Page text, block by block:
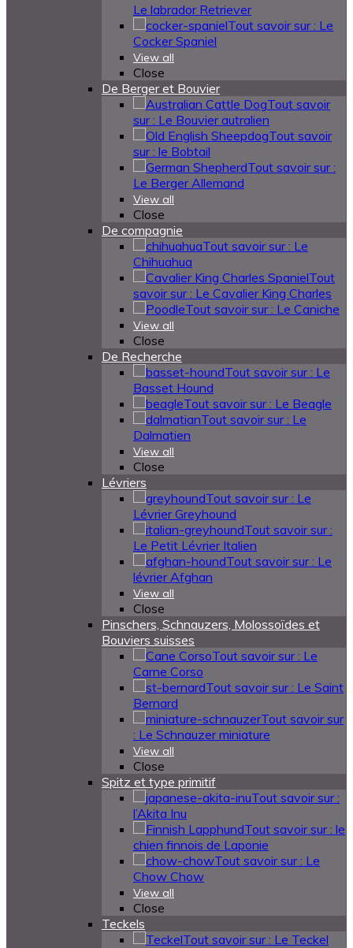
Le labrador Retriever
Tout savoir sur : Le
Cocker Spaniel
View all
Close
De Berger et Bouvier
Tout savoir
sur : Le Bouvier autralien
Tout savoir
sur : le Bobtail
Tout savoir sur :
Le Berger Allemand
View all
Close
De compagnie
Tout savoir sur : Le
Chihuahua
Tout
savoir sur : Le Cavalier King Charles
Tout savoir sur : Le Caniche
View all
Close
De Recherche
Tout savoir sur : Le
Basset Hound
Tout savoir sur : Le Beagle
Tout savoir sur : Le
Dalmatien
View all
Close
Lévriers
Tout savoir sur : Le
Lévrier Greyhound
Tout savoir sur :
Le Petit Lévrier Italien
Tout savoir sur : Le
lévrier Afghan
View all
Close
Pinschers, Schnauzers, Molossoïdes et
Bouviers suisses
Tout savoir sur : Le
Carne Corso
Tout savoir sur : Le Saint
Bernard
Tout savoir sur
: Le Schnauzer miniature
View all
Close
Spitz et type primitif
Tout savoir sur :
l’Akita Inu
Tout savoir sur : le
chien finnois de Laponie
Tout savoir sur : Le
Chow Chow
View all
Close
Teckels
Tout savoir sur : Le Teckel